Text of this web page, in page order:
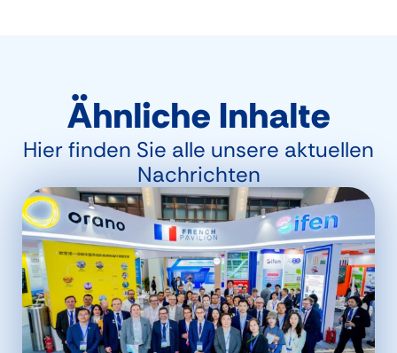
Ähnliche Inhalte
Hier finden Sie alle unsere aktuellen
Nachrichten